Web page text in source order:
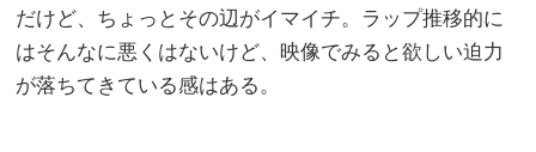
だけど、ちょっとその辺がイマイチ。ラップ推移的に
はそんなに悪くはないけど、映像でみると欲しい迫力
が落ちてきている感はある。